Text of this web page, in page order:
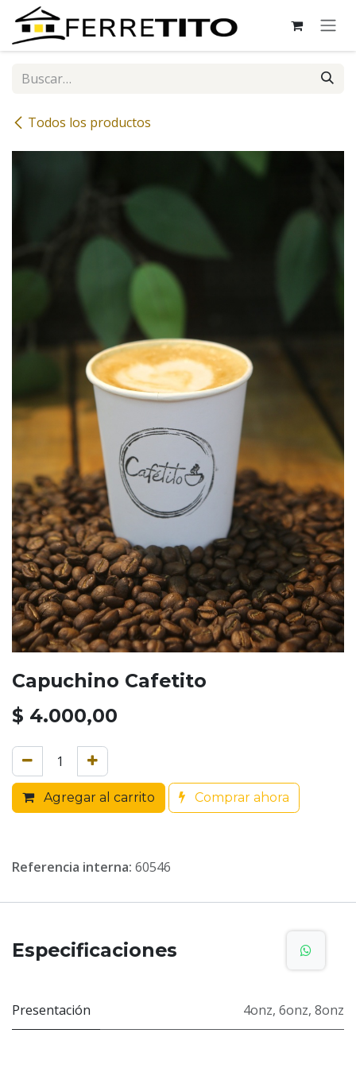
Ir al contenido
Todos los productos
Capuchino Cafetito
$ 4.000,00
Agregar al carrito Comprar ahora
Referencia interna: 60546
Especificaciones
Presentación 4onz, 6onz, 8onz